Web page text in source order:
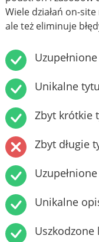
Wiele działań on-
ale też eliminuje
Unikalne
Zbyt krótkie
Zbyt długie
Unikalne